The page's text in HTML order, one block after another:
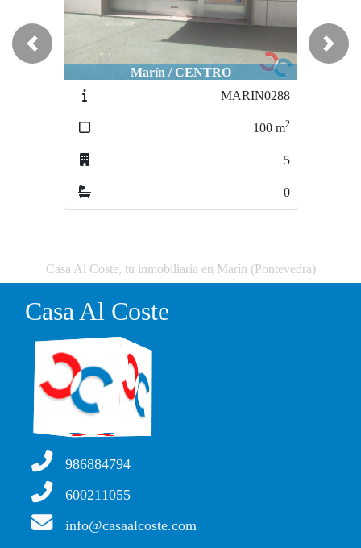
Marín / CENTRO
MARIN0288
m 2
Marín / RÚA DA PONTE
MARIN0651
Previous Next
Casa Al Coste, tu inmobiliaria en Marín (Pontevedra)
Casa Al Coste
986884794
600211055
info@casaalcoste.com